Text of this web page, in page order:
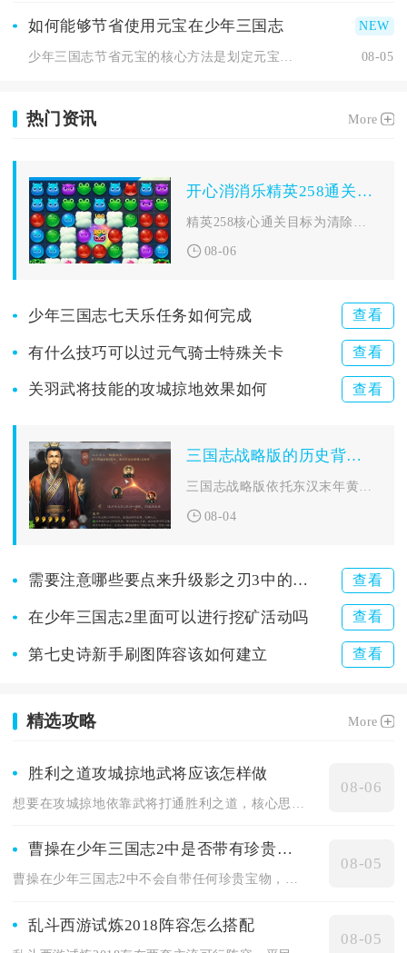
如何能够节省使用元宝在少年三国志
少年三国志节省元宝的核心方法是划定元宝消耗优先级，只投入长期... 08-05
热门资讯 More
开心消消乐精英258通关有什么窍门
08-06
少年三国志七天乐任务如何完成 查看
有什么技巧可以过元气骑士特殊关卡 查看
关羽武将技能的攻城掠地效果如何 查看
三国志战略版的历史背景是怎样的
三国志战略版依托东汉末年黄巾起义落幕、废史立牧引发各州牧割据...
08-04
需要注意哪些要点来升级影之刃3中的心法羁绊 查看
在少年三国志2里面可以进行挖矿活动吗 查看
第七史诗新手刷图阵容该如何建立 查看
精选攻略 More
胜利之道攻城掠地武将应该怎样做
08-06
曹操在少年三国志2中是否带有珍贵宝物
曹操在少年三国志2中不会自带任何珍贵宝物，所有宝物、神兵道具...
08-05
乱斗西游试炼2018阵容怎么搭配
08-05